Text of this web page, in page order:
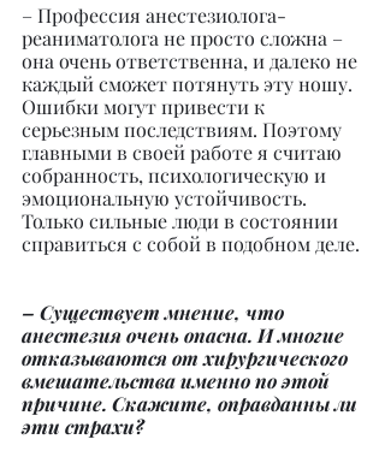
– Профессия анестезиолога-
реаниматолога не просто сложна –
она очень ответственна, и далеко не
каждый сможет потянуть эту ношу.
Ошибки могут привести к
серьезным последствиям. Поэтому
главными в своей работе я считаю
собранность, психологическую и
эмоциональную устойчивость.
Только сильные люди в состоянии
справиться с собой в подобном деле.
– Существует мнение, что
анестезия очень опасна. И многие
отказываются от хирургического
вмешательства именно по этой
причине. Скажите, оправданны ли
эти страхи?